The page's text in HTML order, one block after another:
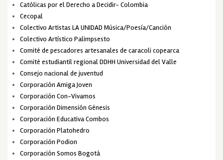
Católicas por el Derecho a Decidir- Colombia
Cecopal
Colectivo Artistas LA UNIDAD Música/Poesía/Canción
Colectivo Artístico Palimpsesto
Comité de pescadores artesanales de caracoli copearca
Comité estudiantil regional DDHH Universidad del Valle
Consejo nacional de juventud
Corporación Amiga Joven
Corporación Con-Vivamos
Corporación Dimensión Génesis
Corporación Educativa Combos
Corporación Platohedro
Corporación Podion
Corporación Somos Bogotá